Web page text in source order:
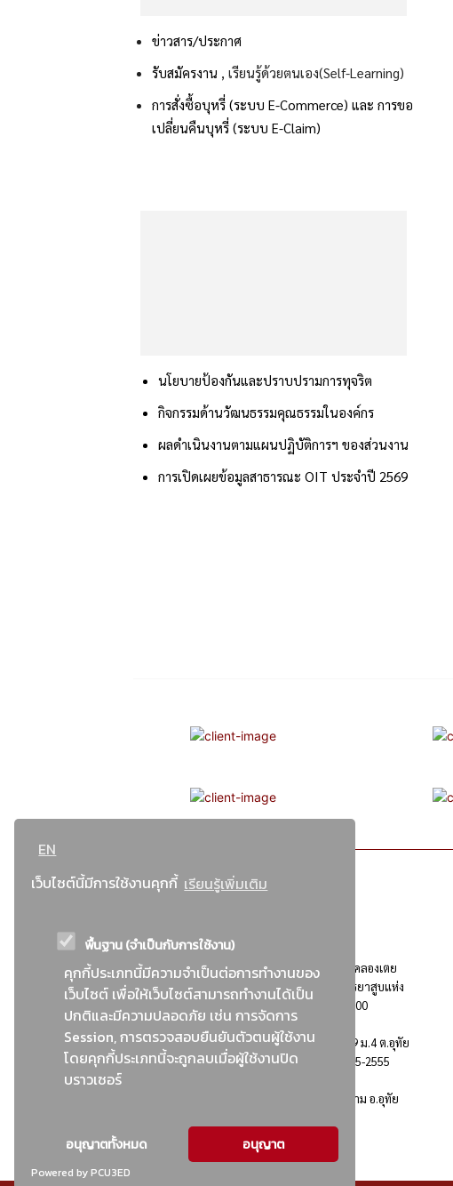
EN
เว็บไซต์นี้มีการใช้งานคุกกี้ เรียนรู้เพิ่มเติม
พื้นฐาน (จำเป็นกับการใช้งาน)
คุกกี้ประเภทนี้มีความจำเป็นต่อการทำงานของ
เว็บไซต์ เพื่อให้เว็บไซต์สามารถทำงานได้เป็น
ปกติและมีความปลอดภัย เช่น การจัดการ
Session, การตรวจสอบยืนยันตัวตนผู้ใช้งาน
โดยคุกกี้ประเภทนี้จะถูกลบเมื่อผู้ใช้งานปิด
บราวเซอร์
อนุญาตทั้งหมด อนุญาต
Powered by PCU3ED
ข่าวสาร/ประกาศ
รับสมัครงาน , เรียนรู้ด้วยตนเอง(Self-Learning)
การสั่งซื้อบุหรี่ (ระบบ E-Commerce) และ การขอ
เปลี่ยนคืนบุหรี่ (ระบบ E-Claim)
นโยบายป้องกันและปราบปรามการทุจริต
กิจกรรมด้านวัฒนธรรมคุณธรรมในองค์กร
ผลดำเนินงานตามแผนปฏิบัติการฯ ของส่วนงาน
การเปิดเผยข้อมูลสาธารณะ OIT ประจำปี 2569
ที่อยู่ : 184 ถนนพระรามที่ 4 แขวงคลองเตย เขตคลองเตย
กรุงเทพมหานคร 10110 ติดต่อประชาสัมพันธ์ การยาสูบแห่ง
ประเทศไทย Call center โทร. 0-2229-1000
การยาสูบแห่งประเทศไทย พระนครศรีอยุธยา : 999 ม.4 ต.อุทัย
อ.อุทัย จ.พระนครศรีอยุธยา 13210 โทร. 0-3535-2555
อาคารบ้านพักพนักงานยาสูบ : 555 ม.9 ต.คานหาม อ.อุทัย